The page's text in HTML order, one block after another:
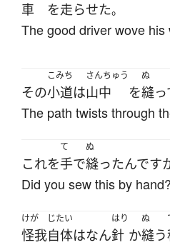
車 を走らせた。
The good driver wove
その
こみち
小道は
さんちゅう
山中 を
ぬ
縫っ
The path twists through
これを
て
手で
ぬ
縫ったんです
Did you sew this by hand?
けが
怪我
じたい
自体はなん
はり
針 か
ぬ
縫う